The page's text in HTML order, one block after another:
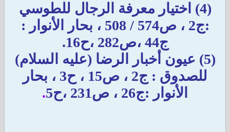
(4) اختيار معرفة الرجال للطوسي
:ج2 ، ص574 / 508 ، بحار الأنوار :
ج44 ،ص282 ،ح16.
(5) عيون أخبار الرضا (عليه السلام)
للصدوق : ج2 ، ص15 ، ح3 ، بحار
الأنوار :ج26 ، ص231 ،ح5
.